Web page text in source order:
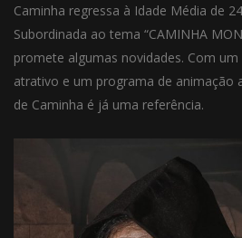
Caminha regressa à Idade Média de
Subordinada ao tema “CAMINHA
promete algumas novidades. Com
atrativo e um programa de animação
de Caminha é já uma referência.